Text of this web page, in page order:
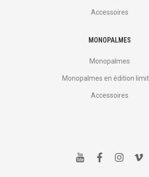
Accessoires
MONOPALMES
Monopalmes
Monopalmes en édition
Accessoires
y f i v